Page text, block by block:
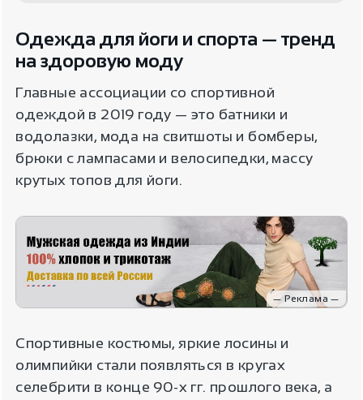
Одежда для йоги и спорта — тренд
на здоровую моду
Главные ассоциации со спортивной
одеждой в 2019 году — это батники и
водолазки, мода на свитшоты и бомберы,
брюки с лампасами и велосипедки, массу
крутых топов для йоги.
— Реклама —
Спортивные костюмы, яркие лосины и
олимпийки стали появляться в кругах
селебрити в конце 90-х гг. прошлого века, а